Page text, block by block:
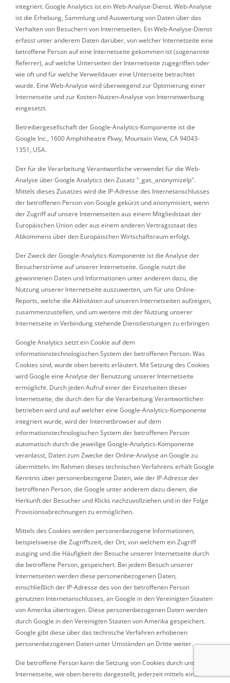
integriert. Google Analytics ist ein Web-Analyse-Dienst. Web-Analyse
ist die Erhebung, Sammlung und Auswertung von Daten über das
Verhalten von Besuchern von Internetseiten. Ein Web-Analyse-Dienst
erfasst unter anderem Daten darüber, von welcher Internetseite eine
betroffene Person auf eine Internetseite gekommen ist (sogenannte
Referrer), auf welche Unterseiten der Internetseite zugegriffen oder
wie oft und für welche Verweildauer eine Unterseite betrachtet
wurde. Eine Web-Analyse wird überwiegend zur Optimierung einer
Internetseite und zur Kosten-Nutzen-Analyse von Internetwerbung
eingesetzt.
Betreibergesellschaft der Google-Analytics-Komponente ist die
Google Inc., 1600 Amphitheatre Pkwy, Mountain View, CA 94043-
1351, USA.
Der für die Verarbeitung Verantwortliche verwendet für die Web-
Analyse über Google Analytics den Zusatz "_gat._anonymizeIp".
Mittels dieses Zusatzes wird die IP-Adresse des Internetanschlusses
der betroffenen Person von Google gekürzt und anonymisiert, wenn
der Zugriff auf unsere Internetseiten aus einem Mitgliedstaat der
Europäischen Union oder aus einem anderen Vertragsstaat des
Abkommens über den Europäischen Wirtschaftsraum erfolgt.
Der Zweck der Google-Analytics-Komponente ist die Analyse der
Besucherströme auf unserer Internetseite. Google nutzt die
gewonnenen Daten und Informationen unter anderem dazu, die
Nutzung unserer Internetseite auszuwerten, um für uns Online-
Reports, welche die Aktivitäten auf unseren Internetseiten aufzeigen,
zusammenzustellen, und um weitere mit der Nutzung unserer
Internetseite in Verbindung stehende Dienstleistungen zu erbringen.
Google Analytics setzt ein Cookie auf dem
informationstechnologischen System der betroffenen Person. Was
Cookies sind, wurde oben bereits erläutert. Mit Setzung des Cookies
wird Google eine Analyse der Benutzung unserer Internetseite
ermöglicht. Durch jeden Aufruf einer der Einzelseiten dieser
Internetseite, die durch den für die Verarbeitung Verantwortlichen
betrieben wird und auf welcher eine Google-Analytics-Komponente
integriert wurde, wird der Internetbrowser auf dem
informationstechnologischen System der betroffenen Person
automatisch durch die jeweilige Google-Analytics-Komponente
veranlasst, Daten zum Zwecke der Online-Analyse an Google zu
übermitteln. Im Rahmen dieses technischen Verfahrens erhält Google
Kenntnis über personenbezogene Daten, wie der IP-Adresse der
betroffenen Person, die Google unter anderem dazu dienen, die
Herkunft der Besucher und Klicks nachzuvollziehen und in der Folge
Provisionsabrechnungen zu ermöglichen.
Mittels des Cookies werden personenbezogene Informationen,
beispielsweise die Zugriffszeit, der Ort, von welchem ein Zugriff
ausging und die Häufigkeit der Besuche unserer Internetseite durch
die betroffene Person, gespeichert. Bei jedem Besuch unserer
Internetseiten werden diese personenbezogenen Daten,
einschließlich der IP-Adresse des von der betroffenen Person
genutzten Internetanschlusses, an Google in den Vereinigten Staaten
von Amerika übertragen. Diese personenbezogenen Daten werden
durch Google in den Vereinigten Staaten von Amerika gespeichert.
Google gibt diese über das technische Verfahren erhobenen
personenbezogenen Daten unter Umständen an Dritte weiter.
Die betroffene Person kann die Setzung von Cookies durch unsere
Internetseite, wie oben bereits dargestellt, jederzeit mittels einer